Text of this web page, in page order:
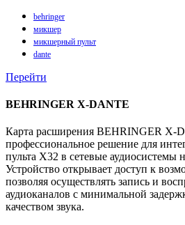
behringer
микшер
микшерный пульт
dante
Перейти
BEHRINGER X-DANTE
Карта расширения BEHRINGER
профессиональное решение для
пульта X32 в сетевые аудиосистемы
Устройство открывает доступ к
позволяя осуществлять запись и
аудиоканалов с минимальной
качеством звука.